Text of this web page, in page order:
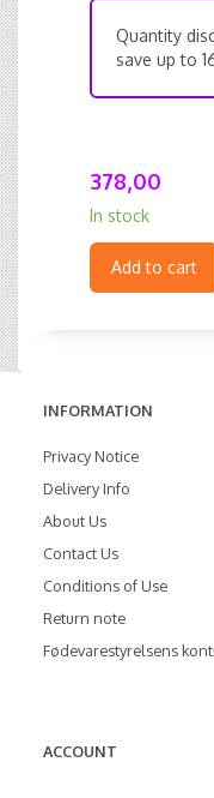
Quantity
save up to
378,00
In stock
Add to cart
INFORMATION
Privacy Notice
Delivery Info
About Us
Contact Us
Conditions of Use
Return note
Fødevarestyrelsens
ACCOUNT